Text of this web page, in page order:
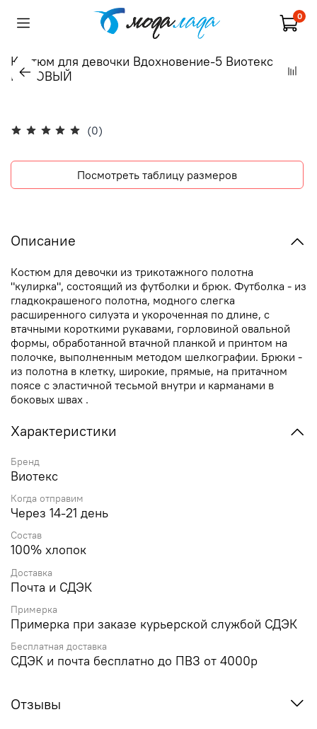
0
(0)
Костюм для девочки Вдохновение-5 Виотекс
РОЗОВЫЙ
Посмотреть таблицу размеров
Описание
Костюм для девочки из трикотажного полотна
"кулирка", состоящий из футболки и брюк. Футболка - из
гладкокрашеного полотна, модного слегка
расширенного силуэта и укороченная по длине, с
втачными короткими рукавами, горловиной овальной
формы, обработанной втачной планкой и принтом на
полочке, выполненным методом шелкографии. Брюки -
из полотна в клетку, широкие, прямые, на притачном
поясе с эластичной тесьмой внутри и карманами в
боковых швах .
Характеристики
Бренд
Виотекс
Когда отправим
Через 14-21 день
Состав
100% хлопок
Доставка
Почта и СДЭК
Примерка
Примерка при заказе курьерской службой СДЭК
Бесплатная доставка
СДЭК и почта бесплатно до ПВЗ от 4000р
Отзывы